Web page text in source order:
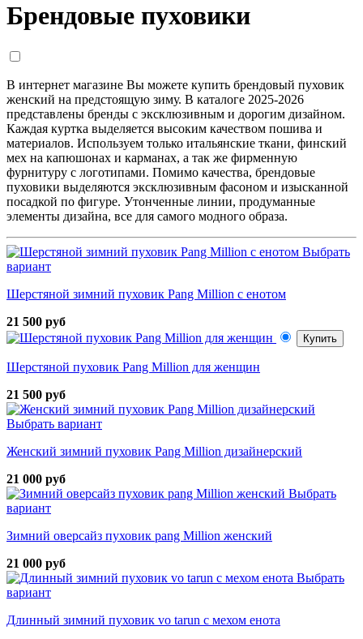
Брендовые пуховики
В интернет магазине Вы можете купить брендовый пуховик
женский на предстоящую зиму. В каталоге 2025-2026
представлены бренды с эксклюзивным и дорогим дизайном.
Каждая куртка выделяется высоким качеством пошива и
материалов. Используем только итальянские ткани, финский
мех на капюшонах и карманах, а так же фирменную
фурнитуру с логотипами. Помимо качества, брендовые
пуховики выделяются эксклюзивным фасоном и изысканной
посадкой по фигуре. Утонченные линии, продуманные
элементы дизайна, все для самого модного образа.
Выбрать
вариант
Шерстяной зимний пуховик Pang Million с енотом
21 500 руб
Купить
Шерстяной пуховик Pang Million для женщин
21 500 руб
Выбрать вариант
Женский зимний пуховик Pang Million дизайнерский
21 000 руб
Выбрать
вариант
Зимний оверсайз пуховик pang Million женский
21 000 руб
Выбрать
вариант
Длинный зимний пуховик vo tarun с мехом енота